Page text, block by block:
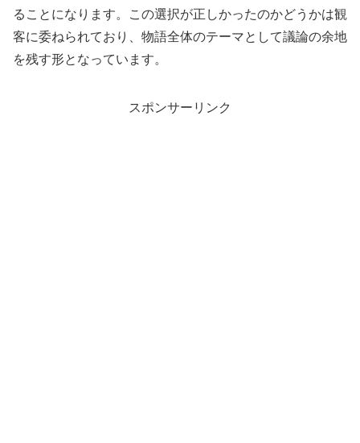
ることになります。この選択が正しかったのかどうかは観
客に委ねられており、物語全体のテーマとして議論の余地
を残す形となっています。
スポンサーリンク